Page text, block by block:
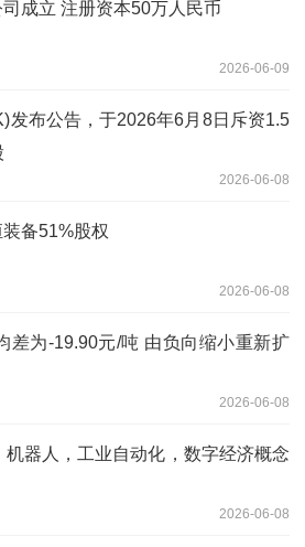
成立 注册资本50万人民币
2026-06-09
发布公告，于2026年6月8日斥资1.5
2026-06-08
备51%股权
2026-06-08
差为-19.90元/吨 由负向缩小重新扩
2026-06-08
器人，工业自动化，数字经济概念
2026-06-08